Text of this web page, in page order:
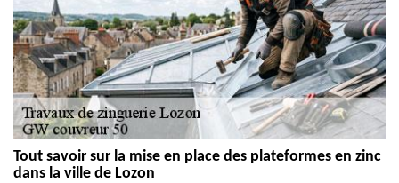
Tout savoir sur la mise en place des plateformes en zinc
dans la ville de Lozon